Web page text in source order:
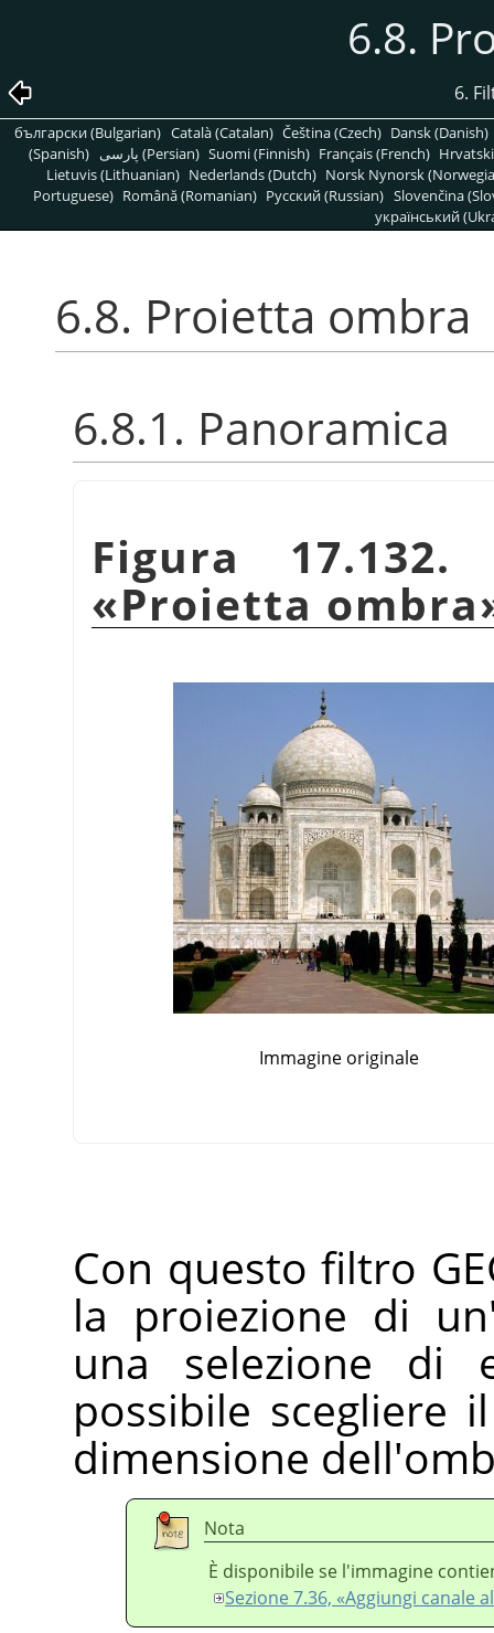
6.8.
6.
български (Bulgarian) Català (Catalan) Čeština (Czech) Dansk (Danish)
(Spanish)
پارسی (Persian) Suomi (Finnish) Français (French)
Lietuvis (Lithuanian) Nederlands (Dutch) Norsk Nynorsk
Portuguese) Română (Romanian) Pусский (Russian) Slovenčina
український
6.8. Proietta ombra
6.8.1. Panoramica
Figura
«Proietta ombra
Immagine originale
Con questo filtro
la proiezione di
una selezione
possibile scegliere
dimensione
Nota
È disponibile se l'immagine
Sezione 7.36, «Aggiungi canale